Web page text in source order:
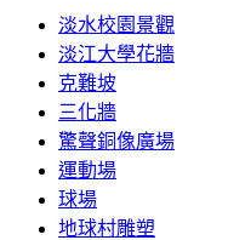
淡水校園景觀
淡江大學花牆
克難坡
三化牆
驚聲銅像廣場
運動場
球場
地球村雕塑